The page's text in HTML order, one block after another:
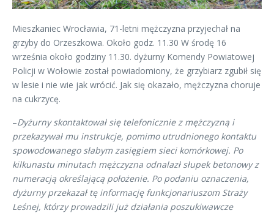
Mieszkaniec Wrocławia, 71-letni mężczyzna przyjechał na
grzyby do Orzeszkowa. Około godz. 11.30 W środę 16
września około godziny 11.30. dyżurny Komendy Powiatowej
Policji w Wołowie został powiadomiony, że grzybiarz zgubił się
w lesie i nie wie jak wrócić. Jak się okazało, mężczyzna choruje
na cukrzycę.
–Dyżurny skontaktował się telefonicznie z mężczyzną i
przekazywał mu instrukcje, pomimo utrudnionego kontaktu
spowodowanego słabym zasięgiem sieci komórkowej. Po
kilkunastu minutach mężczyzna odnalazł słupek betonowy z
numeracją określającą położenie. Po podaniu oznaczenia,
dyżurny przekazał tę informację funkcjonariuszom Straży
Leśnej, którzy prowadzili już działania poszukiwawcze